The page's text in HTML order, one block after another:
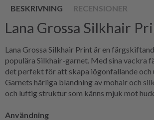
BESKRIVNING RECENSIONER
Lana Grossa Silkhair
Lana Grossa Silkhair Print är en
populära Silkhair-garnet. Med sina vackra
det perfekt för att skapa iögonfallande
Garnets härliga blandning av mohair och
och luftig struktur som känns mjuk mot
Användning